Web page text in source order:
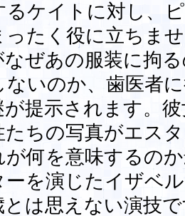
るケイトに対し、
ったく役に立ちま
ぜあの服装に拘
ないのか、歯医者
が提示されます。
たちの写真がエス
が何を意味するの
を演じたイザベ
とは思えない演技